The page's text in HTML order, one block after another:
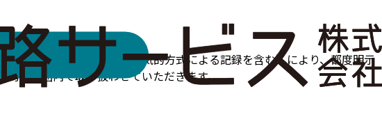
を書面（電子的方式、磁気的方式による記録を含む）により、都度明示
的の範囲内で取り扱わせていただきます。